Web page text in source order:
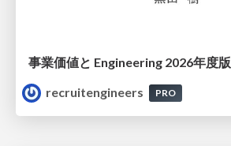
事業価値と Engineering 2026年度版
recruitengineers
PRO